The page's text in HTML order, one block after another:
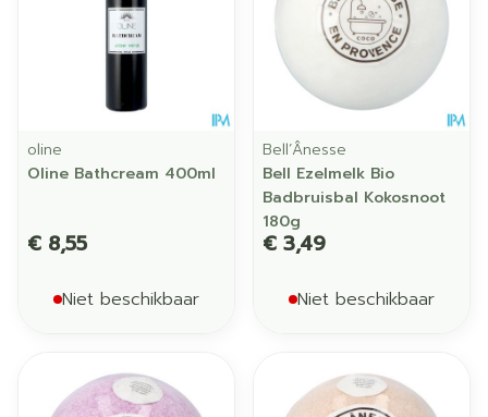
oline
Oline Bathcream 400ml
€ 8,55
Niet beschikbaar
Bell’Ânesse
Bell Ezelmelk Bio
Badbruisbal Kokosnoot
180g
€ 3,49
Niet beschikbaar